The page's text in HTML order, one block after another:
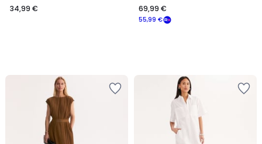
€.
34,99 €
55,99 €
69,99 €